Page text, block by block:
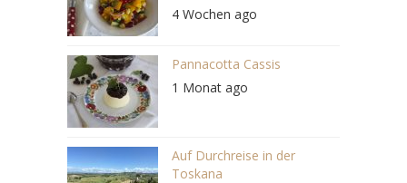
4 Wochen ago
Pannacotta Cassis
1 Monat ago
Auf Durchreise in der
Toskana